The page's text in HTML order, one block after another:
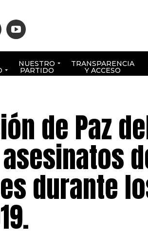
NUESTRO
PARTIDO
TRANSPARENCIA
Y ACCESO
de Paz
durante